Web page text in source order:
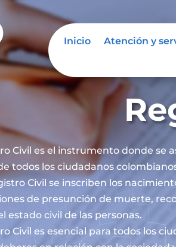
Inicio Atención y
Civil es el instrumento donde se
todos los ciudadanos
Civil se inscriben los
de presunción de muerte,
estado civil de las personas.
Civil es esencial para todos los